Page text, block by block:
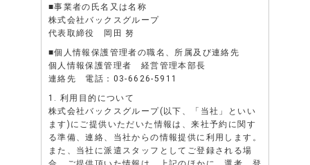
■事業者の氏名又は名称
株式会社バックスグループ
代表取締役 岡田 努
■個人情報保護管理者の職名、所属及び連絡先
個人情報保護管理者 経営管理本部長
連絡先 電話：03-6626-5911
1. 利用目的について
株式会社バックスグループ(以下、「当社」といい
ます)にご提供いただいた情報は、来社予約に関す
る準備、連絡、当社からの情報提供に利用します。
また、当社に派遣スタッフとしてご登録される場